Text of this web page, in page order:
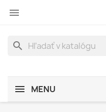

search
MENU